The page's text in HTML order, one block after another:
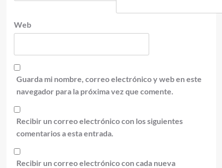
Web
Guarda mi nombre, correo electrónico y web en este
navegador para la próxima vez que comente.
Recibir un correo electrónico con los siguientes
comentarios a esta entrada.
Recibir un correo electrónico con cada nueva